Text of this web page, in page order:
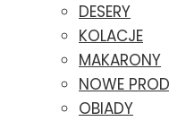
DESERY
KOLACJE
MAKARONY
NOWE
OBIADY